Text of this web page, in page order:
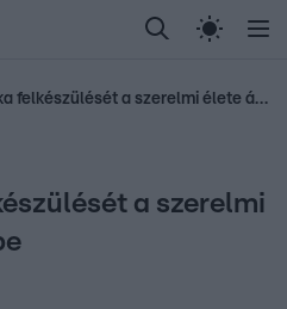
Randi Celeb vagyok,
Most Wanted Gallusz
Szakács Erika felkészülését a szerelmi élete árnyékolta be
a szerelmi